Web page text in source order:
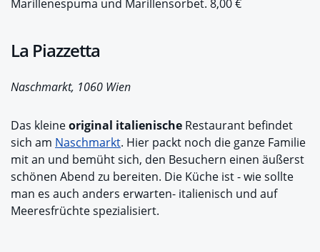
Marillenespuma und Marillensorbet. 8,00 €
La Piazzetta
Naschmarkt, 1060 Wien
Das kleineoriginal italienische Restaurant befindet
sich am Naschmarkt. Hier packt noch die ganze Familie
mit an und bemüht sich, den Besuchern einen äußerst
schönen Abend zu bereiten. Die Küche ist - wie sollte
man es auch anders erwarten- italienisch und auf
Meeresfrüchte spezialisiert.